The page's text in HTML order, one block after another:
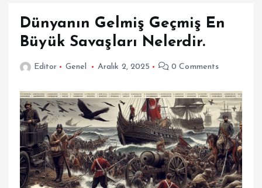
Dünyanın Gelmiş Geçmiş En
Büyük Savaşları Nelerdir.
Editor Genel Aralık 2, 2025 0 Comments